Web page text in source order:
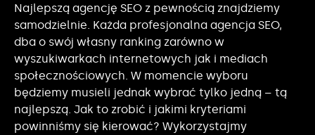
Najlepszą agencję SEO z pewnością znajdziemy
samodzielnie. Każda profesjonalna agencja SEO,
dba o swój własny ranking zarówno w
wyszukiwarkach internetowych jak i mediach
społecznościowych. W momencie wyboru
będziemy musieli jednak wybrać tylko jedną – tą
najlepszą. Jak to zrobić i jakimi kryteriami
powinniśmy się kierować? Wykorzystajmy